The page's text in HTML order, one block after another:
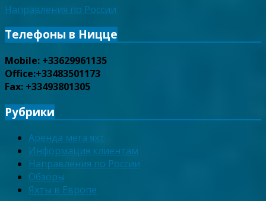
Направления по России
Телефоны в Ницце
Mobile: +33629961135
Office:+33483501173
Fax: +33493801305
Рубрики
Аренда мега яхт
Информация клиентам
Направления по России
Обзоры
Яхты в Европе